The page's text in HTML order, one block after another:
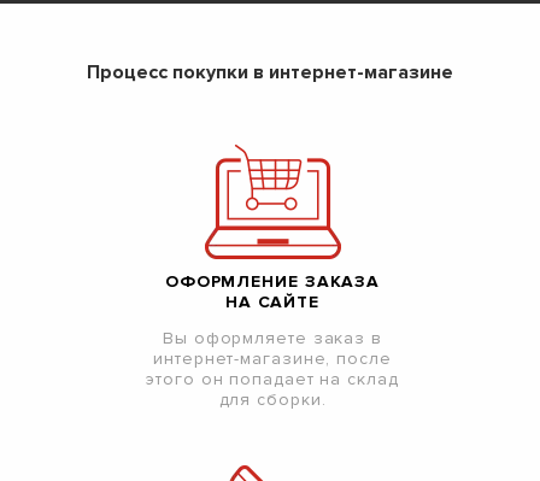
Процесс покупки в интернет-магазине
ОФОРМЛЕНИЕ ЗАКАЗА
НА САЙТЕ
Вы оформляете заказ в
интернет-магазине, после
этого он попадает на склад
для сборки.